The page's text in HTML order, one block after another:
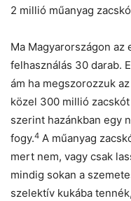
2 millió műanyag
Ma Magyarországon
felhasználás 30 darab.
ám ha megszorozzuk
közel 300 millió
szerint hazánkban egy
fogy.4 A műanyag
mert nem, vagy csak
mindig sokan a
szelektív kukába